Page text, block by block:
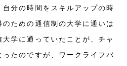
分の時間をスキルアップの時
ための通信制の大学に通いは
学に通っていたことが、チャ
たのですが、ワークライフバ